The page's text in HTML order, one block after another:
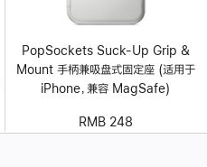
PopSockets Suck-Up Grip &
Mount 手柄兼吸盘式固定座 (适用于
iPhone，兼容 MagSafe)
RMB 248